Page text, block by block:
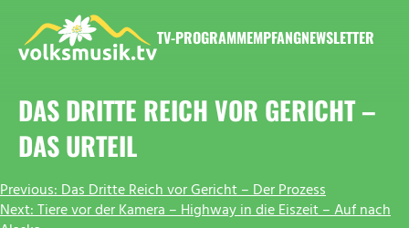
Inhalt
springen
TV-PROGRAMMEMPFANGNEWSLETTER
DAS DRITTE REICH VOR GERICHT –
DAS URTEIL
BEITRAGSNAVIGATION
Previous:Das Dritte Reich vor Gericht – Der Prozess
Next:Tiere vor der Kamera – Highway in die Eiszeit – Auf nach